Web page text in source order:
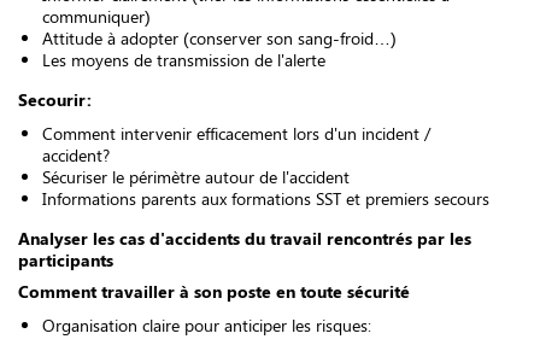
communiquer)
Attitude à adopter (conserver son sang-froid…)
Les moyens de transmission de l'alerte
Secourir:
Comment intervenir efficacement lors d'un incident /
accident?
Sécuriser le périmètre autour de l'accident
Informations parents aux formations SST et premiers secours
Analyser les cas d'accidents du travail rencontrés par les
participants
Comment travailler à son poste en toute sécurité
Organisation claire pour anticiper les risques: